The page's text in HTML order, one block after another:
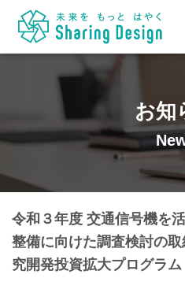
お知
令和３年度 交通信号機を
整備に向けた調査検討の
究開発投資拡大プログラ